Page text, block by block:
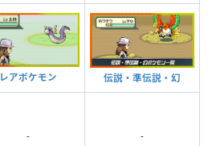
レアポケモン 伝説・準伝説・幻
- -